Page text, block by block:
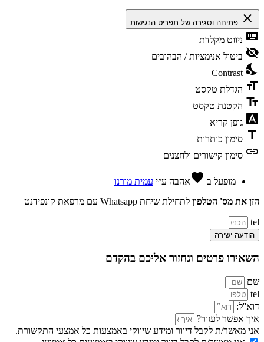
close פתיחה וסגירה של תפריט הנגישות
keyboard ניווט מקלדת
visibility_off ביטול אנימציות / הבהובים
nights_stay
Contrast
format_size הגדלת טקסט
text_fields הקטנת טקסט
font_download גופן קריא
title סימון כותרות
link סימון קישורים ולחצנים
מופעל ב favoriteאהבה ע״י עמית מורנו
הזן את מס' הטלפון לתחילת שיחת Whatsapp עם מרפאת קונפידנט
tel
הודעה ישירה
השאירו פרטים ונחזור אליכם בהקדם
שם
tel
דוא''ל:
איך אפשר לעזור?
אני מאשר/ת לקבל דיוור ומידע שיווקי באמצעות כל אמצעי התקשורת.